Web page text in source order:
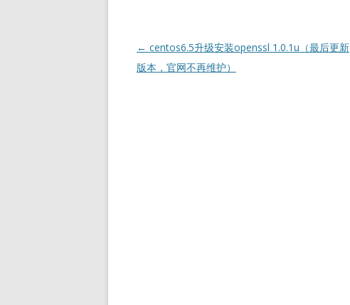
文
章
← centos6.5升级安装openssl 1.0.1u（最后更新
版本，官网不再维护）